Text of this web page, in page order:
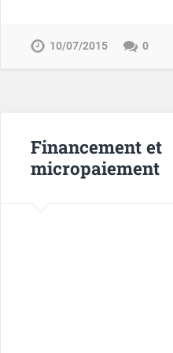
10/07/2015 0
Financement et
micropaiement